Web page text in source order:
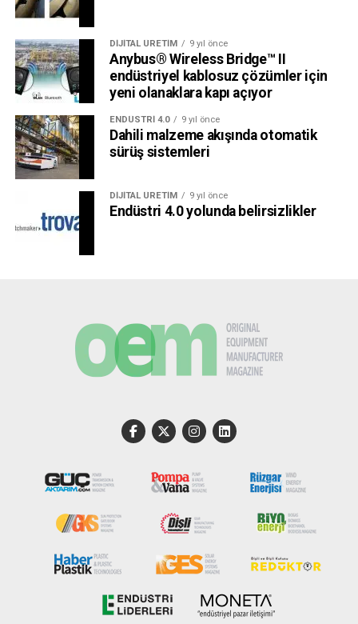
DIJITAL ÜRETIM 9 yıl önce
Anybus® Wireless Bridge™ II
endüstriyel kablosuz çözümler için
yeni olanaklara kapı açıyor
ENDÜSTRI 4.0 9 yıl önce
Dahili malzeme akışında otomatik
sürüş sistemleri
DIJITAL ÜRETIM 9 yıl önce
Endüstri 4.0 yolunda belirsizlikler